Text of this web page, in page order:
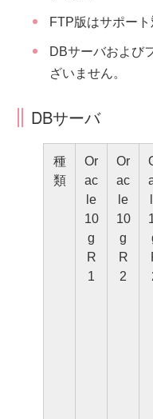
FTP版はサポート
DBサーバおよび
ざいません。
DBサーバ
種
類
Or
ac
le
10
g
R
1
Or
ac
le
10
g
R
2